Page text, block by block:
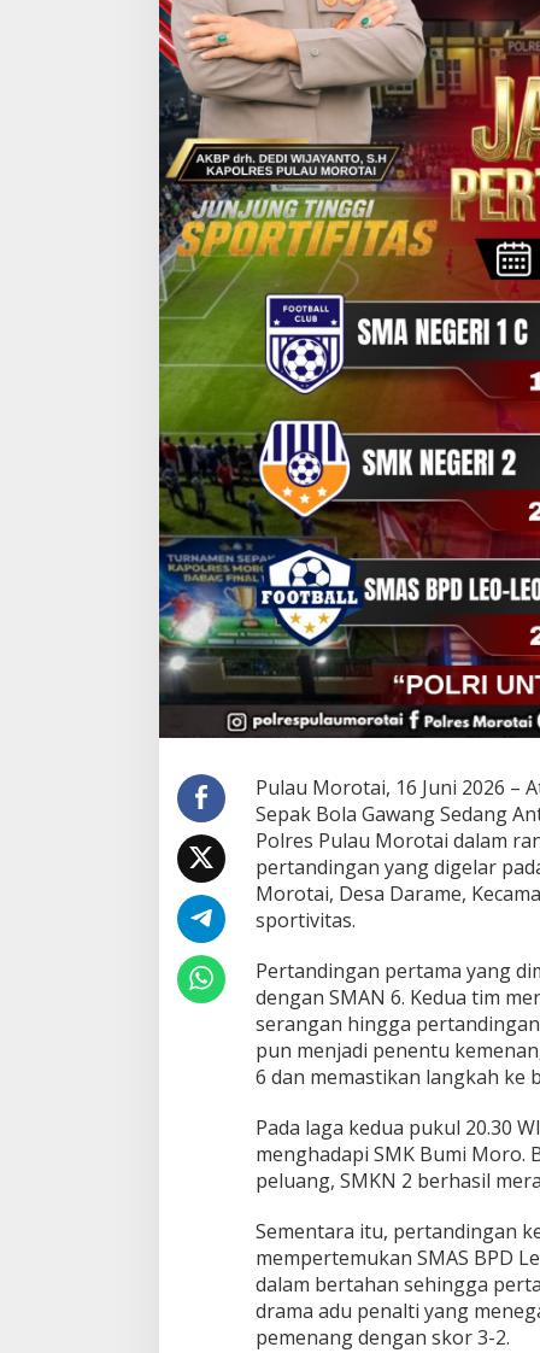
A
M
A
T
I
S
,
T
U
R
N
A
E
N
P
E
J
A
R
B
H
A
Y
A
G
K
A
R
A
K
-
0
M
A
K
E
N
G
I
T
Pulau Morotai, 16 Juni 2026 –
Sepak Bola Gawang Sedang
Polres Pulau Morotai dalam
pertandingan yang digelar
Morotai, Desa Darame,
sportivitas.
Pertandingan pertama yang
dengan SMAN 6. Kedua tim
serangan hingga
pun menjadi penentu
6 dan memastikan langkah ke
Pada laga kedua pukul 20.30
menghadapi SMK Bumi Moro.
peluang, SMKN 2 berhasil
Sementara itu, pertandingan
mempertemukan SMAS BPD
dalam bertahan sehingga
drama adu penalti yang
pemenang dengan skor 3-2.